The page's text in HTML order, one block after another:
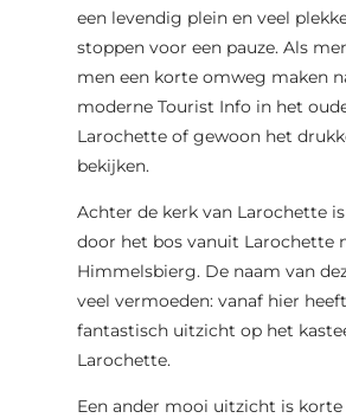
een levendig plein en veel
stoppen voor een pauze. Als
men een korte omweg maken
moderne Tourist Info in het
Larochette of gewoon het
bekijken.
Achter de kerk van Larochette
door het bos vanuit Larochette
Himmelsbierg. De naam van
veel vermoeden: vanaf hier
fantastisch uitzicht op het
Larochette.
Een ander mooi uitzicht is